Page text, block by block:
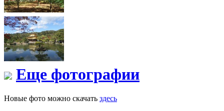
Еще фотографии
Новые фото можно скачать здесь